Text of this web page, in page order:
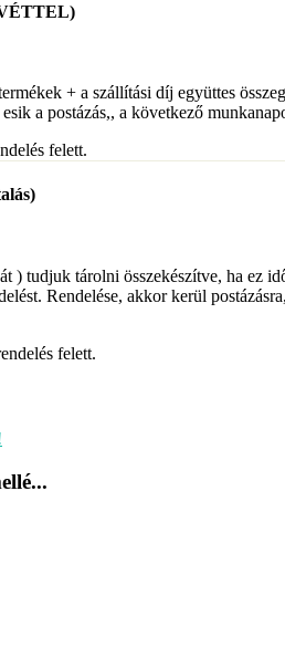
+ a szállítási díj együttes
a postázás,, a következő
felett.
) tudjuk tárolni összekészítve, ha ez
Rendelése, akkor kerül
felett.